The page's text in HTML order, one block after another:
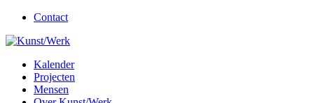
Contact
Kalender
Projecten
Mensen